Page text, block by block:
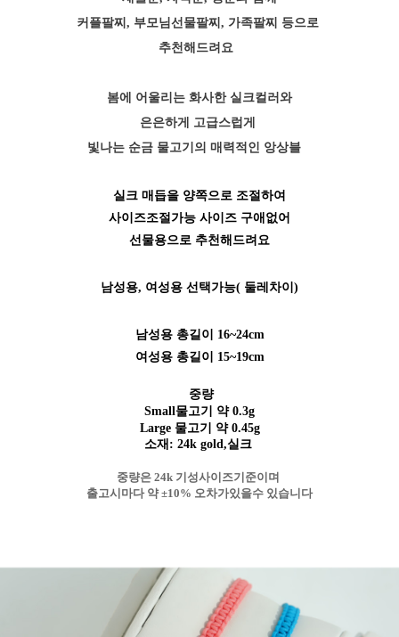
커플팔찌, 부모님선물팔찌, 가족팔찌 등으로
추천해드려요
봄에 어울리는 화사한 실크컬러와
은은하게 고급스럽게
빛나는 순금 물고기의 매력적인 앙상블
실크 매듭을 양쪽으로 조절하여
사이즈조절가능 사이즈 구애없어
선물용으로 추천해드려요
남성용, 여성용 선택가능( 둘레차이)
남성용 총길이 16~24cm
여성용 총길이 15~19cm
중량
Small물고기 약 0.3g
Large 물고기 약 0.45g
소재: 24k gold,실크
중량은 24k 기성사이즈기준이며
출고시마다 약 ±10% 오차가있을수 있습니다